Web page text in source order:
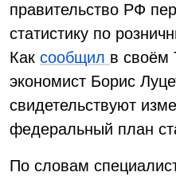
правительство РФ
статистику по
Как сообщил в своём
экономист Борис
свидетельствуют
федеральный план
По словам